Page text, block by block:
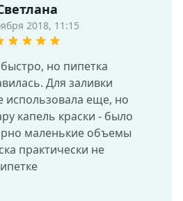
2018, 11:15
но пипетка
Для заливки
использовала еще, но
капель краски - было
маленькие объемы
практически не